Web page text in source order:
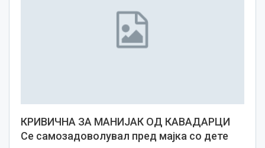
КРИВИЧНА ЗА МАНИЈАК ОД КАВАДАРЦИ
Се самозадоволувал пред мајка со дете